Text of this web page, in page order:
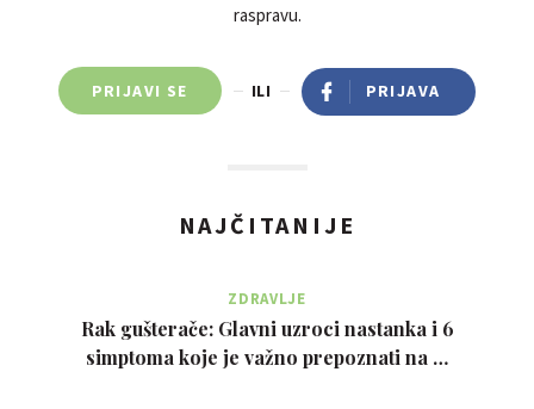
raspravu.
PRIJAVI SE ILI PRIJAVA
NAJČITANIJE
ZDRAVLJE
Rak gušterače: Glavni uzroci nastanka i 6
simptoma koje je važno prepoznati na …